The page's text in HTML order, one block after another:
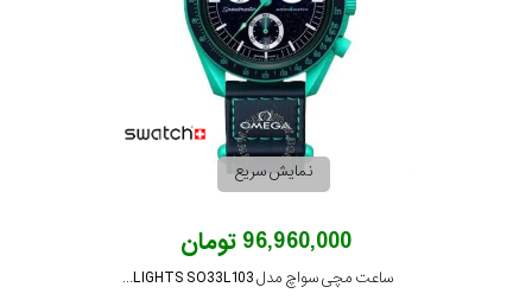
نمایش سریع
96,960,000 تومان
ساعت مچی سواچ مدل MISSION ON EARTH - POLAR LIGHTS SO33L103